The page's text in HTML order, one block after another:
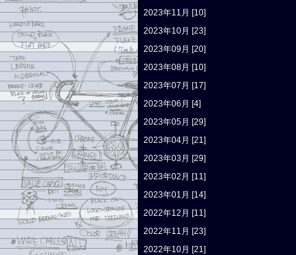
2023年11月 [10]
2023年10月 [23]
2023年09月 [20]
2023年08月 [10]
2023年07月 [17]
2023年06月 [4]
2023年05月 [29]
2023年04月 [21]
2023年03月 [29]
2023年02月 [11]
2023年01月 [14]
2022年12月 [11]
2022年11月 [23]
2022年10月 [21]